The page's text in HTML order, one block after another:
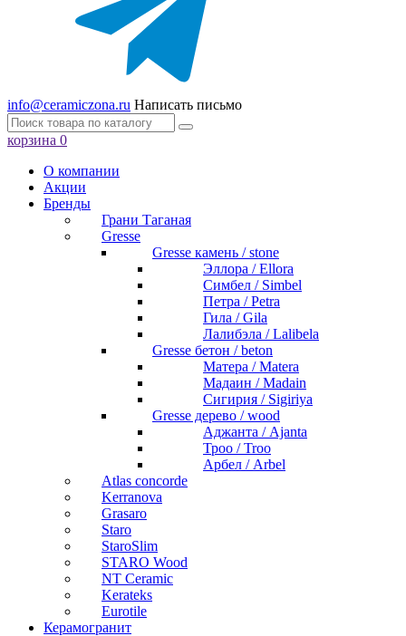
info@ceramiczona.ru Написать письмо
корзина 0
О компании
Акции
Бренды
Грани Таганая
Gresse
Gresse камень / stone
Эллора / Ellora
Симбел / Simbel
Петра / Petra
Гила / Gila
Лалибэла / Lalibela
Gresse бетон / beton
Матера / Matera
Мадаин / Madain
Сигирия / Sigiriya
Gresse дерево / wood
Аджанта / Ajanta
Троо / Troo
Арбел / Arbel
Atlas concorde
Kerranova
Grasaro
Staro
StaroSlim
STARO Wood
NT Ceramic
Kerateks
Eurotile
Керамогранит